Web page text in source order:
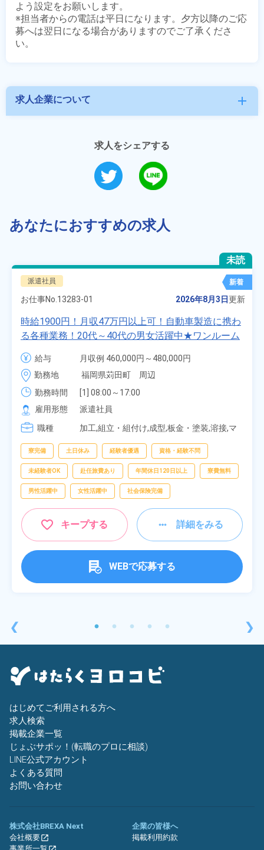
よう設定をお願いします。
※担当者からの電話は平日になります。夕方以降のご応
募へは翌日になる場合がありますのでご了承くださ
求人企業について add
求人をシェアする
あなたにおすすめの求人
❮
未読
派遣社員 新着
お仕事No. 13283-01 2026年8月3日更新
時給1900円！月収47万円以上可！自動車製造に携わ
る各種業務！20代～40代の男女活躍中★ワンルーム
寮無料！マイカー通勤OK！無料駐車場あり！赴任旅
費会社負担！社員食堂あり！日払いあり！土日休
み！特別賞与90万円支給！《福岡県京都郡苅田町》
給与
月収例 460,000円～480,000円
時給 1,900円～1,900円
勤務地
福岡県苅田町　周辺
勤務時間
[1] 08:00～17:00
[2] 20:00～05:00
[3] 06:30～15:00
[4] 14:30～23:00
雇用形態
派遣社員
職種
加工,組立・組付け,成型,板金・塗装,溶接,マ
査,物流・配送
寮完備 土日休み 経験者優遇 資格・経験不問
未経験者OK 赴任旅費あり 年間休日120日以上 寮費無料
男性活躍中 女性活躍中 社会保険完備
キープする 詳細をみる
WEBで応募する
❯
はじめてご利用される方へ
求人検索
掲載企業一覧
じょぶサポッ！(転職のプロに相談)
LINE公式アカウント
よくある質問
お問い合わせ
株式会社BREXA Next
会社概要
企業の皆様へ
掲載利用約款